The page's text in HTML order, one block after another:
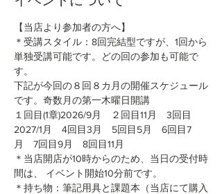
【当店より参加者の方へ】
＊受講スタイル：8回完結型ですが、1回から
単独受講可能です。どの回の参加も可能で
す。
下記が今回の８回８カ月の開催スケジュール
です。奇数月の第一木曜日開講
１回目(1章)2026/9月　２回目11月　3回目
2027/1月　4回目3月　5回目5月　6回目7
月　7回目9月　8回目11月
＊当店開店が10時からのため、当日の受付時
間は、 イベント開始10分前です。
＊持ち物：筆記用具と課題本（当店にて購入